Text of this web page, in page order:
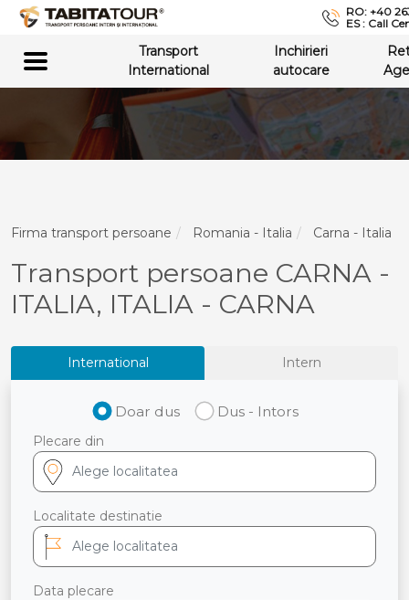
RO: +40
ES : Call
Transport
International
Inchirieri
autocare
Firma transport persoane Romania - Italia Carna - Italia
Transport persoane CARNA -
ITALIA, ITALIA - CARNA
International Intern
Doar dus Dus - Intors
Plecare din
Localitate destinatie
Data plecare